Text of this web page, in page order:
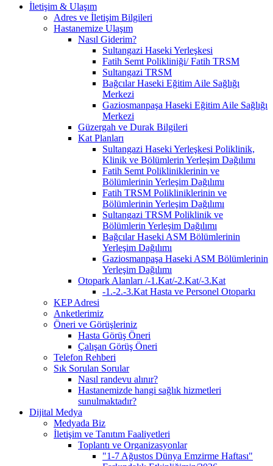
İletişim & Ulaşım
Adres ve İletişim Bilgileri
Hastanemize Ulaşım
Nasıl Giderim?
Sultangazi Haseki Yerleşkesi
Fatih Semt Polikliniği/ Fatih TRSM
Sultangazi TRSM
Bağcılar Haseki Eğitim Aile Sağlığı
Merkezi
Gaziosmanpaşa Haseki Eğitim Aile Sağlığı
Merkezi
Güzergah ve Durak Bilgileri
Kat Planları
Sultangazi Haseki Yerleşkesi Poliklinik,
Klinik ve Bölümlerin Yerleşim Dağılımı
Fatih Semt Polikliniklerinin ve
Bölümlerinin Yerleşim Dağılımı
Fatih TRSM Polikliniklerinin ve
Bölümlerinin Yerleşim Dağılımı
Sultangazi TRSM Poliklinik ve
Bölümlerin Yerleşim Dağılımı
Bağcılar Haseki ASM Bölümlerinin
Yerleşim Dağılımı
Gaziosmanpaşa Haseki ASM Bölümlerinin
Yerleşim Dağılımı
Otopark Alanları /-1.Kat/-2.Kat/-3.Kat
-1.-2.-3.Kat Hasta ve Personel Otoparkı
KEP Adresi
Anketlerimiz
Öneri ve Görüşleriniz
Hasta Görüş Öneri
Çalışan Görüş Öneri
Telefon Rehberi
Sık Sorulan Sorular
Nasıl randevu alınır?
Hastanemizde hangi sağlık hizmetleri
sunulmaktadır?
Dijital Medya
Medyada Biz
İletişim ve Tanıtım Faaliyetleri
Toplantı ve Organizasyonlar
"1-7 Ağustos Dünya Emzirme Haftası"